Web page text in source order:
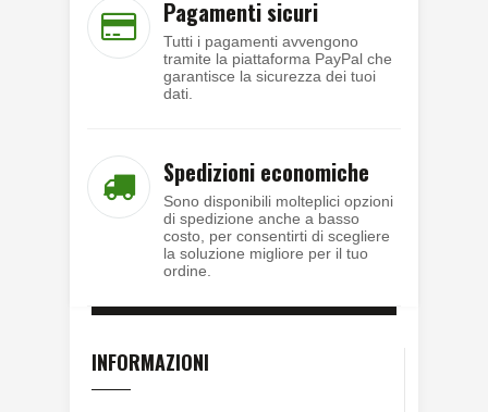
Pagamenti sicuri
Tutti i pagamenti avvengono
tramite la piattaforma PayPal che
garantisce la sicurezza dei tuoi
dati.
Spedizioni economiche
Sono disponibili molteplici opzioni
di spedizione anche a basso
costo, per consentirti di scegliere
la soluzione migliore per il tuo
ordine.
INFORMAZIONI